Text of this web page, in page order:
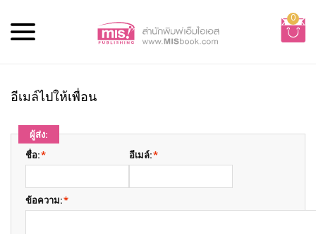
0
อีเมล์ไปให้เพื่อน
ผู้ส่ง:
*
ชื่อ: *
อีเมล์:
*
ข้อความ: